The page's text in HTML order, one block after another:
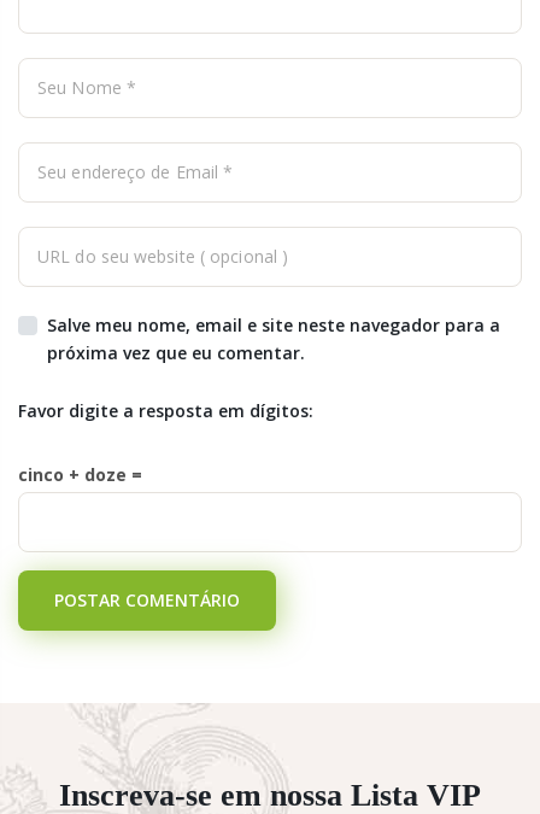
Salve meu nome, email e site neste navegador para a
próxima vez que eu comentar.
Favor digite a resposta em dígitos:
cinco + doze =
POSTAR COMENTÁRIO
Inscreva-se em nossa Lista VIP